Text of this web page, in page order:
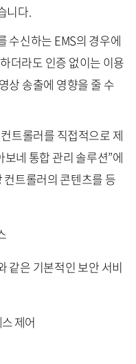
니다.
수신하는 EMS의 경우에
더라도 인증 없이는 이용
상 송출에 영향을 줄 수
트롤러를 직접적으로 제
네 통합 관리 솔루션”에
컨트롤러의 콘텐츠를 등
같은 기본적인 보안 서비
제어